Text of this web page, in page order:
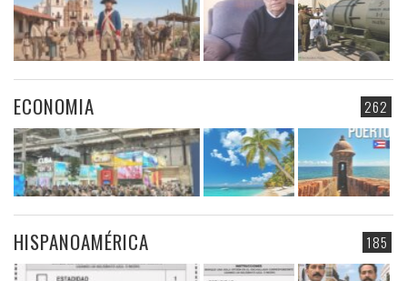
262
ECONOMIA
185
HISPANOAMÉRICA